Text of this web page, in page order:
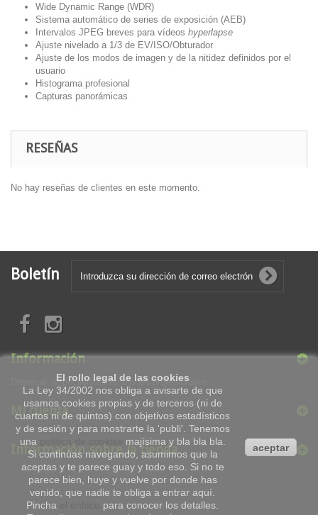
Wide Dynamic Range (WDR)
Sistema automático de series de exposición (AEB)
Intervalos JPEG breves para vídeos hyperlapse
Ajuste nivelado a 1/3 de EV/ISO/Obturador
Ajuste de los modos de imagen y de la nitidez definidos por el
usuario
Histograma profesional
Capturas panorámicas
RESEÑAS
No hay reseñas de clientes en este momento.
Boletín
Información
Droneval, especialistas en drones profesionales
Mi cuenta
Información sobre la tienda
El rollo legal de las cookies
La Ley 34/2002 nos obliga a avisarte de que
usamos cookies propias y de terceros (ni de
cuartos ni de quintos) con objetivos estadísticos
y de sesión y para mostrarte la 'publi'. Tenemos
una
política de cookies
majísima y bla bla bla.
Si continúas navegando, asumimos que la
aceptas y te parece guay y todo eso. Si no te
parece bien, huye y vuelve por donde has
venido, que nadie te obliga a entrar aquí.
Pincha
para conocer los detalles.
aceptar